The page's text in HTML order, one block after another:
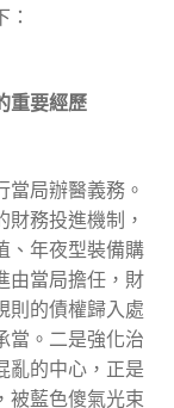
要經歷
局辦醫義務。
務投進機制，
、年夜型裝備購
由當局擔任，財
則的債權歸入處
當。二是強化治
亂的中心，正是
被藍色傻氣光束